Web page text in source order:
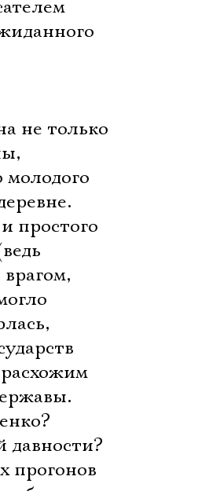
не только
молодого
простого
давности?
прогонов